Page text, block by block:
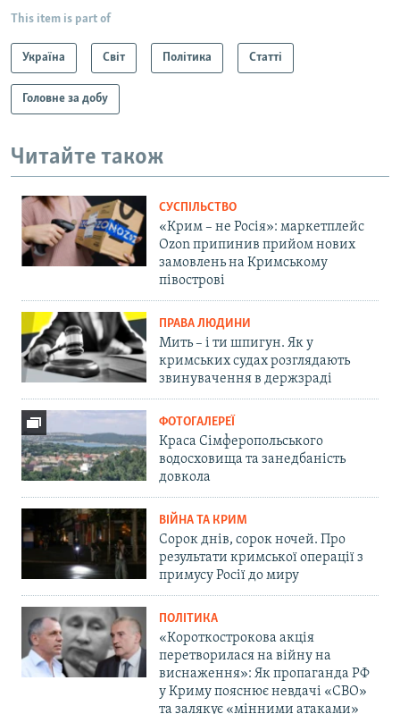
This item is part of
Україна Світ Політика Статті
Головне за добу
Читайте також
СУСПІЛЬСТВО
«Крим – не Росія»: маркетплейс
Ozon припинив прийом нових
замовлень на Кримському
півострові
ПРАВА ЛЮДИНИ
Мить – і ти шпигун. Як у
кримських судах розглядають
звинувачення в держзраді
ФОТОГАЛЕРЕЇ
Краса Сімферопольського
водосховища та занедбаність
довкола
ВІЙНА ТА КРИМ
Сорок днів, сорок ночей. Про
результати кримської операції з
примусу Росії до миру
ПОЛІТИКА
«Короткострокова акція
перетворилася на війну на
виснаження»: Як пропаганда РФ
у Криму пояснює невдачі «СВО»
та залякує «мінними атаками»